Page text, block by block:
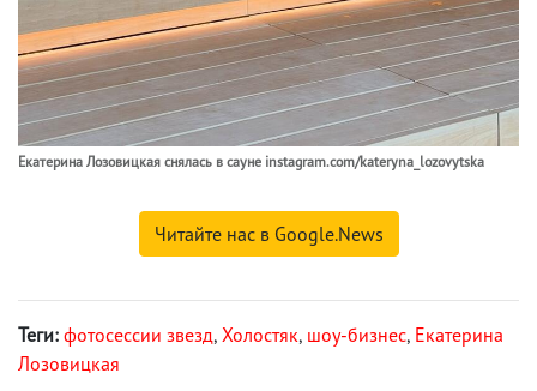
Екатерина Лозовицкая снялась в сауне instagram.com/kateryna_lozovytska
Читайте нас в Google.News
Теги: фотосессии звезд, Холостяк, шоу-бизнес, Екатерина
Лозовицкая